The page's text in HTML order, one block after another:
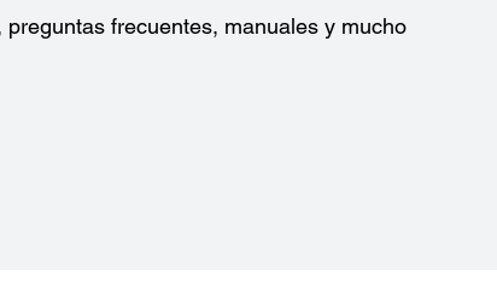
frecuentes, manuales y mucho